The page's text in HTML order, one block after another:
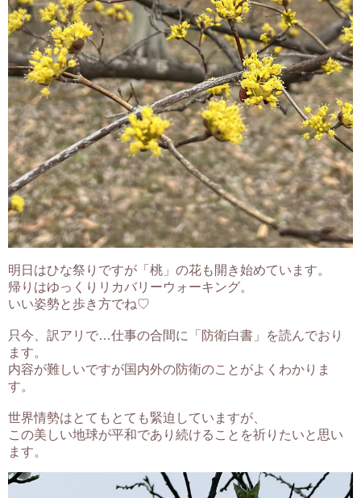
明日はひな祭りですが「桃」の花も開き始めています。
帰りはゆっくりリカバリーウォーキング。
いい姿勢と歩き方でね♡
只今、訳アリで…仕事の合間に「防衛白書」を読んでおり
ます。
内容が難しいですが国内外の防衛のことがよくわかりま
す。
世界情勢はとてもとても緊迫していますが、
この美しい地球が平和であり続けることを祈りたいと思い
ます。